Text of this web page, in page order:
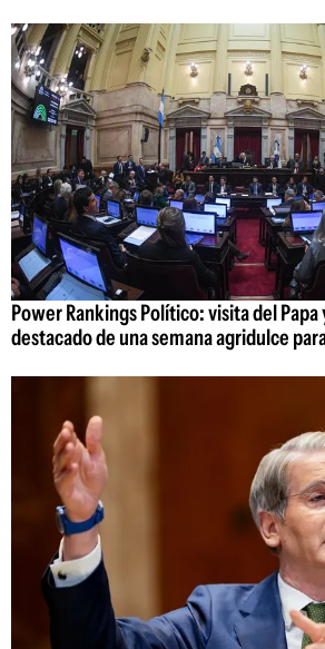
Power Rankings Político: visita del
destacado de una semana agridulce